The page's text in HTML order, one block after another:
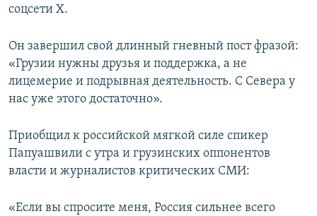
соцсети Х.
Он завершил свой длинный гневный пост фразой:
«Грузии нужны друзья и поддержка, а не
лицемерие и подрывная деятельность. С Севера у
нас уже этого достаточно».
Приобщил к российской мягкой силе спикер
Папуашвили с утра и грузинских оппонентов
власти и журналистов критических СМИ:
«Если вы спросите меня, Россия сильнее всего